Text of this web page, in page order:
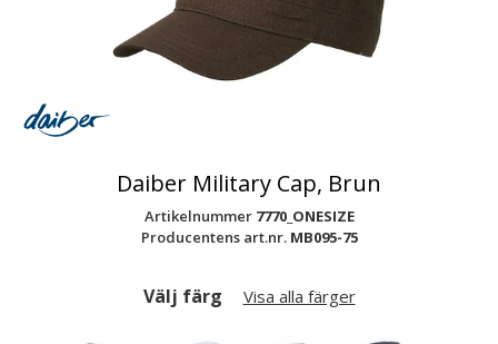
Daiber Military Cap, Brun
Artikelnummer 7770_ONESIZE
Producentens art.nr. MB095-75
Välj färg Visa alla färger